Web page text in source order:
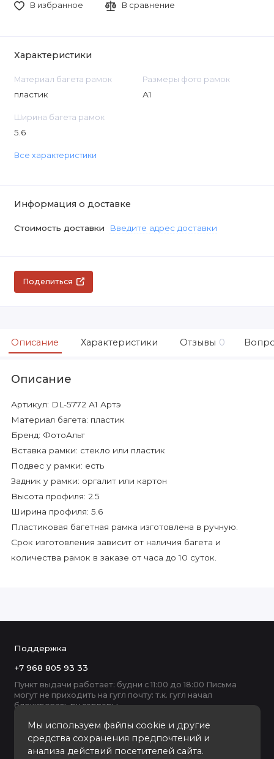
В избранное В сравнение
Характеристики
Материал багета рамок
пластик
Размеры фото рамок
А1
Ширина багета рамок
5.6
Все характеристики
Информация о доставке
Стоимость доставки Введите адрес доставки
Поделиться
Описание Характеристики Отзывы 0
Описание
Артикул: DL-5772 А1 Артэ
Материал багета: пластик
Бренд: ФотоАльт
Вставка рамки: стекло или пластик
Подвес у рамки: есть
Задник у рамки: оргалит или картон
Высота профиля: 2.5
Ширина профиля: 5.6
Пластиковая багетная рамка изготовлена в ручную.
Срок изготовления зависит от наличия багета и
количества рамок в заказе от часа до 10 суток.
Мы используем файлы cookie и другие
средства сохранения предпочтений и
анализа действий посетителей сайта.
Поддержка
+7 968 805 93 33
Пункт выдачи работает: будни с 11:00 до 18:00 Письма
могут не приходить на гугл почту: т.к. гугл начал
блокировать ру серверы